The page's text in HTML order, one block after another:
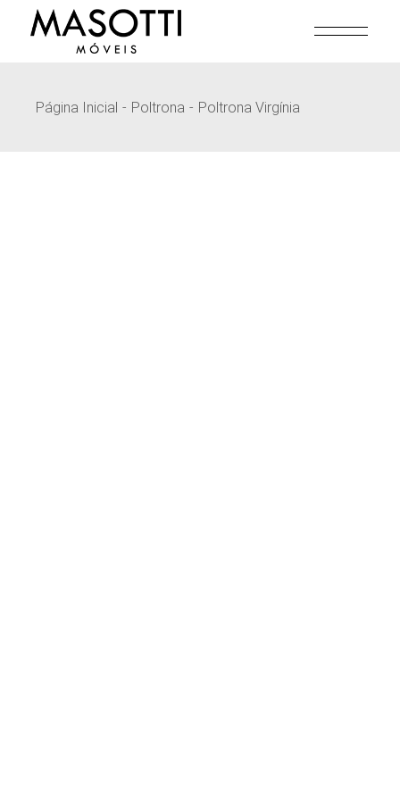
Página Inicial Poltrona Poltrona Virgínia